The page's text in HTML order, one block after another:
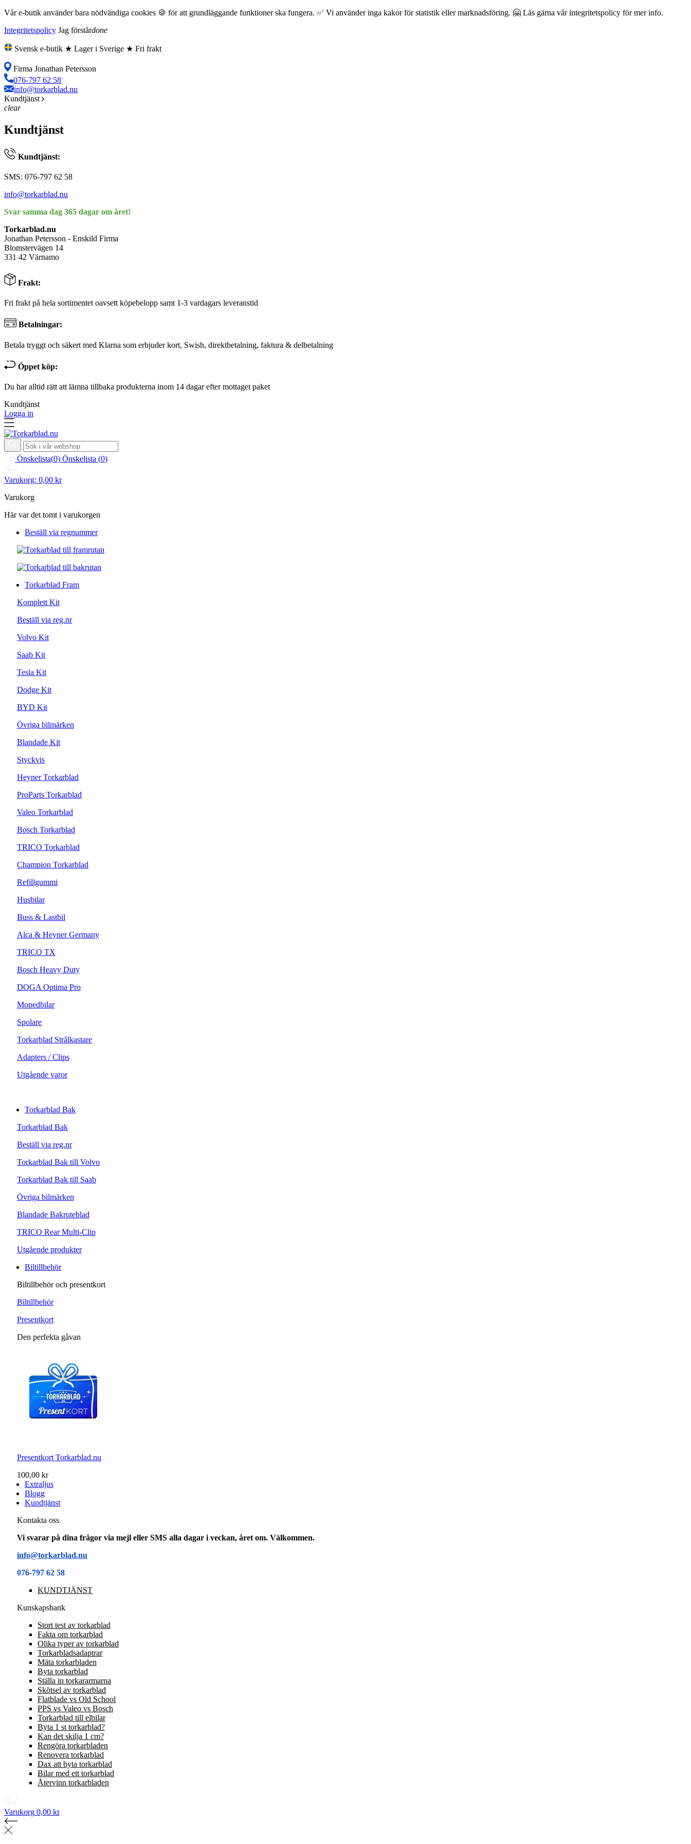
Vår e-butik använder bara nödvändiga cookies 🍪 för att grundläggande funktioner ska fungera. ✅ Vi använder inga kakor för statistik eller marknadsföring. 🤗 Läs gärna vår integritetspolicy för mer info.
Integritetspolicy Jag förstårdone
Svensk e-butik ★ Lager i Sverige ★ Fri frakt
Firma Jonathan Petersson
076-797 62 58
info@torkarblad.nu
Kundtjänst
clear
Kundtjänst
Kundtjänst:
SMS: 076-797 62 58
info@torkarblad.nu
Svar samma dag 365 dagar om året!
Torkarblad.nu
Jonathan Petersson - Enskild Firma
Blomstervägen 14
331 42 Värnamo
Frakt:
Fri frakt på hela sortimentet oavsett köpebelopp samt 1-3 vardagars leveranstid
Betalningar:
Betala tryggt och säkert med Klarna som erbjuder kort, Swish, direktbetalning, faktura & delbetalning
Öppet köp:
Du har alltid rätt att lämna tillbaka produkterna inom 14 dagar efter mottaget paket
Kundtjänst
Logga in
Önskelista(0) Önskelista (0)
Varukorg: 0,00 kr
Varukorg
Här var det tomt i varukorgen
Beställ via regnummer
Torkarblad Fram
Komplett Kit
Beställ via reg.nr
Volvo Kit
Saab Kit
Tesla Kit
Dodge Kit
BYD Kit
Övriga bilmärken
Blandade Kit
Styckvis
Heyner Torkarblad
ProParts Torkarblad
Valeo Torkarblad
Bosch Torkarblad
TRICO Torkarblad
Champion Torkarblad
Refillgummi
Husbilar
Buss & Lastbil
Alca & Heyner Germany
TRICO TX
Bosch Heavy Duty
DOGA Optima Pro
Mopedbilar
Spolare
Torkarblad Strålkastare
Adapters / Clips
Utgående varor
Torkarblad Bak
Torkarblad Bak
Beställ via reg.nr
Torkarblad Bak till Volvo
Torkarblad Bak till Saab
Övriga bilmärken
Blandade Bakruteblad
TRICO Rear Multi-Clip
Utgående produkter
Biltillbehör
Biltillbehör och presentkort
Biltillbehör
Presentkort
Den perfekta gåvan
Presentkort Torkarblad.nu
100,00 kr
Extraljus
Blogg
Kundtjänst
Kontakta oss
Vi svarar på dina frågor via mejl eller SMS alla dagar i veckan, året om. Välkommen.
info@torkarblad.nu
076-797 62 58
KUNDTJÄNST
Kunskapsbank
Stort test av torkarblad
Fakta om torkarblad
Olika typer av torkarblad
Torkarbladsadaptrar
Mäta torkarbladen
Byta torkarblad
Ställa in torkararmarna
Skötsel av torkarblad
Flatblade vs Old School
PPS vs Valeo vs Bosch
Torkarblad till elbilar
Byta 1 st torkarblad?
Kan det skilja 1 cm?
Rengöra torkarbladen
Renovera torkarblad
Dax att byta torkarblad
Bilar med ett torkarblad
Återvinn torkarbladen
Varukorg 0,00 kr